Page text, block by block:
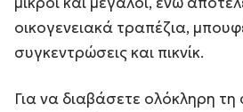
οικογενειακά τραπέζια,
συγκεντρώσεις και πικνίκ.
Για να διαβάσετε ολόκληρη τη